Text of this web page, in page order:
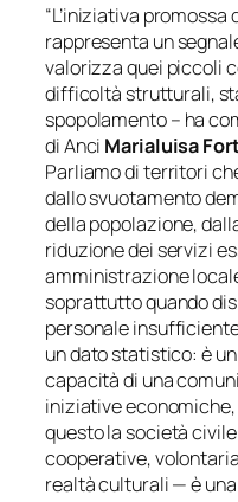
“L’iniziativa promossa
rappresenta un
valorizza quei piccoli
difficoltà strutturali,
spopolamento – ha
di Anci Marialuisa
Parliamo di territori
dallo svuotamento
della popolazione,
riduzione dei servizi
amministrazione
soprattutto quando
personale
un dato statistico: è
capacità di una
iniziative
questo la società
cooperative,
realtà culturali — è